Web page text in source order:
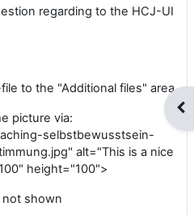
regarding to the HCJ-UI
to the "Additional files" area
picture via:
selbstbewusstsein-
alt="This is a nice
height="100">
not shown